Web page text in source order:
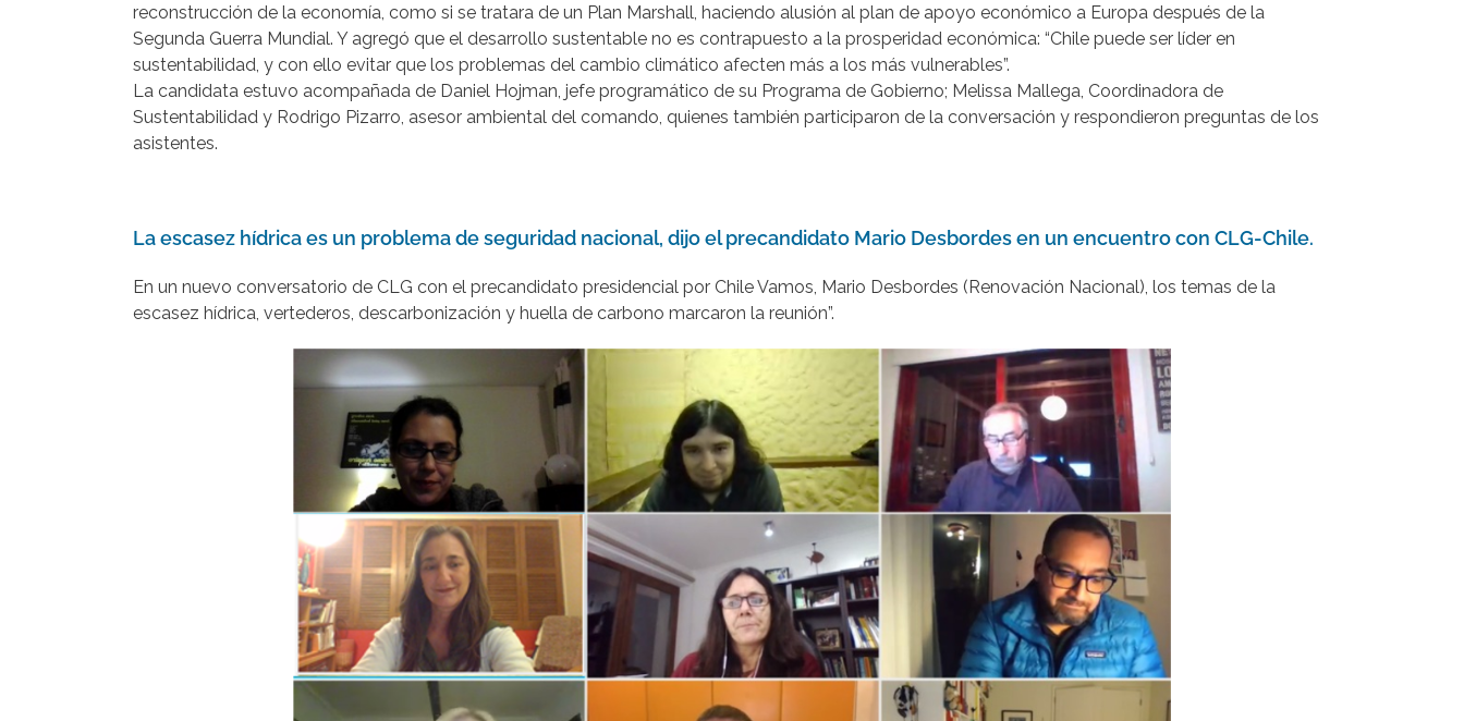
reconstrucción de la economía, como si se tratara de un Plan Marshall, haciendo alusión al plan de apoyo económico a Europa después de la
Segunda Guerra Mundial. Y agregó que el desarrollo sustentable no es contrapuesto a la prosperidad económica: “Chile puede ser líder en
sustentabilidad, y con ello evitar que los problemas del cambio climático afecten más a los más vulnerables”.
La candidata estuvo acompañada de Daniel Hojman, jefe programático de su Programa de Gobierno; Melissa Mallega, Coordinadora de
Sustentabilidad y Rodrigo Pizarro, asesor ambiental del comando, quienes también participaron de la conversación y respondieron preguntas de los
asistentes.
La escasez hídrica es un problema de seguridad nacional, dijo el precandidato Mario Desbordes en un encuentro con CLG-Chile.
En un nuevo conversatorio de CLG con el precandidato presidencial por Chile Vamos, Mario Desbordes (Renovación Nacional), los temas de la
escasez hídrica, vertederos, descarbonización y huella de carbono marcaron la reunión”.